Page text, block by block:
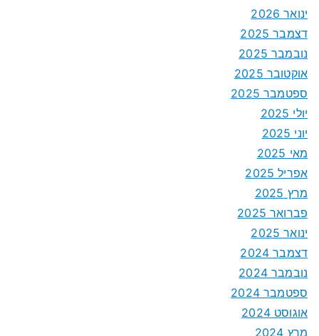
ינואר 2026
דצמבר 2025
נובמבר 2025
אוקטובר 2025
ספטמבר 2025
יולי 2025
יוני 2025
מאי 2025
אפריל 2025
מרץ 2025
פברואר 2025
ינואר 2025
דצמבר 2024
נובמבר 2024
ספטמבר 2024
אוגוסט 2024
מרץ 2024